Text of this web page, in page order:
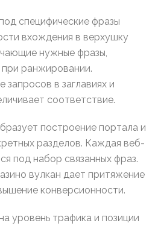
специфические фразы
вхождения в верхушку
нужные фразы,
ранжировании.
в заглавиях и
соответствие.
построение портала и
разделов. Каждая веб-
под набор связанных фраз.
вулкан дает притяжение
конверсионности.
уровень трафика и позиции